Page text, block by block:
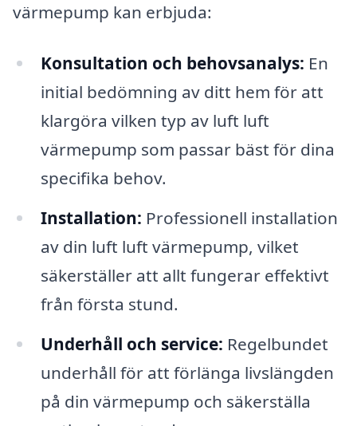
värmepump kan erbjuda:
Konsultation och behovsanalys: En
initial bedömning av ditt hem för att
klargöra vilken typ av luft luft
värmepump som passar bäst för dina
specifika behov.
Installation: Professionell installation
av din luft luft värmepump, vilket
säkerställer att allt fungerar effektivt
från första stund.
Underhåll och service: Regelbundet
underhåll för att förlänga livslängden
på din värmepump och säkerställa